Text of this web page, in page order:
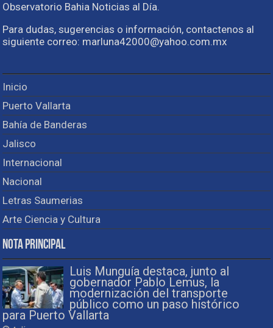
Observatorio Bahia Noticias al Día.
Para dudas, sugerencias o información, contactenos al
siguiente correo: marluna42000@yahoo.com.mx
Inicio
Puerto Vallarta
Bahía de Banderas
Jalisco
Internacional
Nacional
Letras Saumerias
Arte Ciencia y Cultura
Nota Principal
Luis Munguía destaca, junto al
gobernador Pablo Lemus, la
modernización del transporte
público como un paso histórico
para Puerto Vallarta